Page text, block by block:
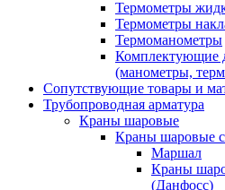
Термометры
Термометры
Термоманометры
Комплектующие
(манометры,
Сопутствующие товары и
Трубопроводная арматура
Краны шаровые
Краны шаровые
Маршал
Краны
(Данфосс)